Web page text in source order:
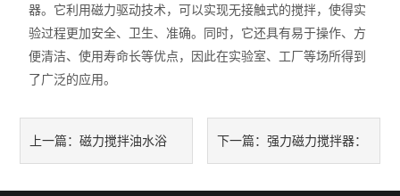
超声波清洗器
紫外分析仪
玻璃仪器烘干器
器。它利用磁力驱动技术，可以实现无接触式的搅拌，使得实
验过程更加安全、卫生、准确。同时，它还具有易于操作、方
便清洁、使用寿命长等优点，因此在实验室、工厂等场所得到
了广泛的应用。
上一篇：磁力搅拌油水浴 下一篇： 强力磁力搅拌器：